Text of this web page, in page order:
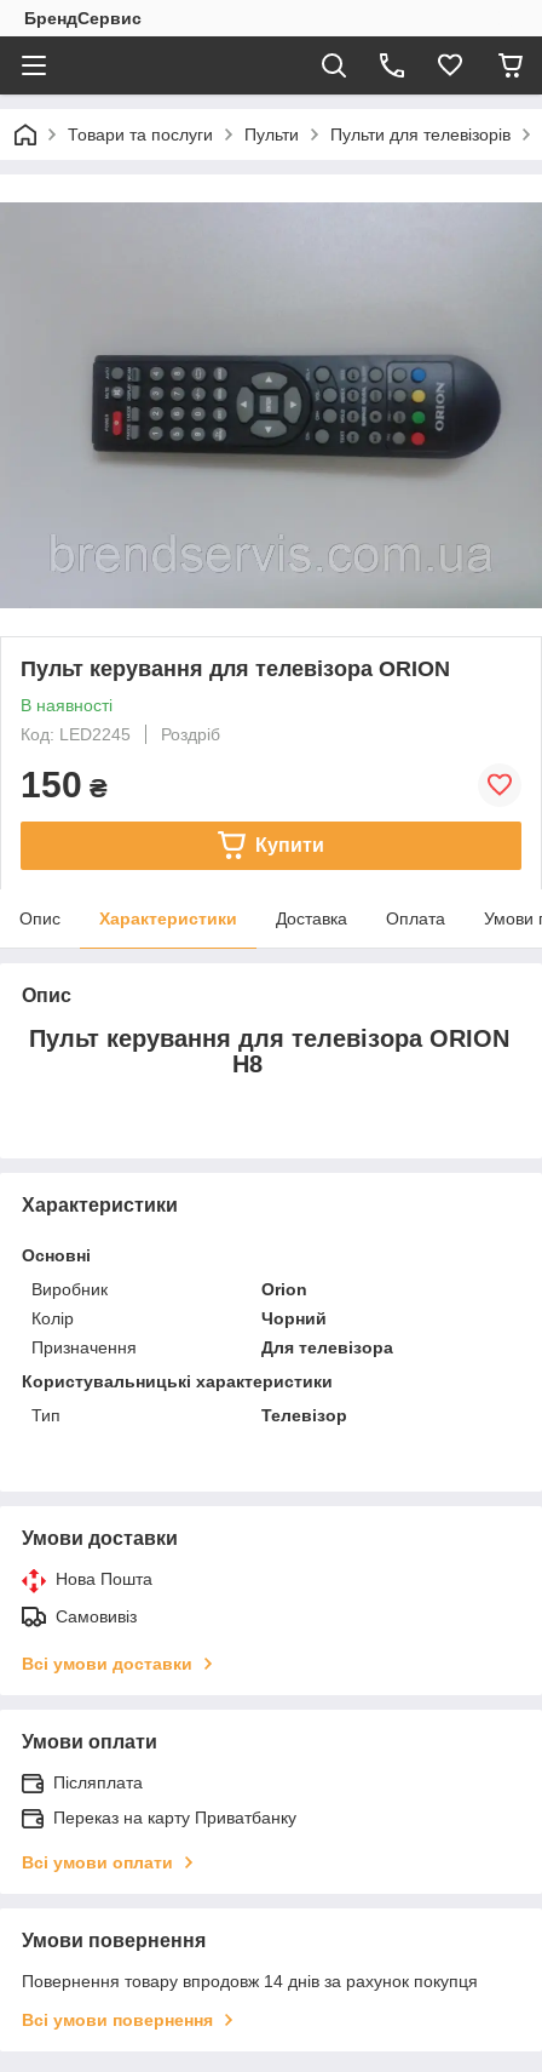
БрендСервис
Товари та послуги Пульти Пульти для телевізорів
Пульт керування для телевізора ORION
В наявності
Код: LED2245
Роздріб
150 ₴
Купити
Опис Характеристики Доставка Оплата Умови
Опис
Пульт керування для телевізора ORION
H8
Характеристики
Основні
Виробник
Orion
Колір
Чорний
Призначення
Для телевізора
Користувальницькі характеристики
Тип
Телевізор
Умови доставки
Нова Пошта
Самовивіз
Всі умови доставки
Умови оплати
Післяплата
Переказ на карту Приватбанку
Всі умови оплати
Умови повернення
Повернення товару впродовж 14 днів за рахунок покупця
Всі умови повернення